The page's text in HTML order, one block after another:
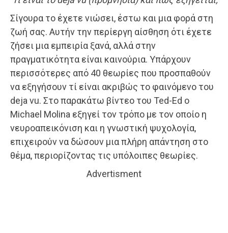
Σίγουρα το έχετε νιώσει, έστω και μια φορά στη
ζωή σας. Αυτήν την περίεργη αίσθηση ότι έχετε
ζήσει μια εμπειρία ξανά, αλλά στην
πραγματικότητα είναι καινούρια. Υπάρχουν
περισσότερες από 40 θεωρίες που προσπαθούν
να εξηγήσουν τί είναι ακριβώς το φαινόμενο του
deja vu. Στο παρακάτω βίντεο του Ted-Ed ο
Michael Molina εξηγεί τον τρόπο με τον οποίο η
νευροαπεικόνιση και η γνωστική ψυχολογία,
επιχειρούν να δώσουν μια πλήρη απάντηση στο
θέμα, περιορίζοντας τις υπόλοιπες θεωρίες.
Advertisment